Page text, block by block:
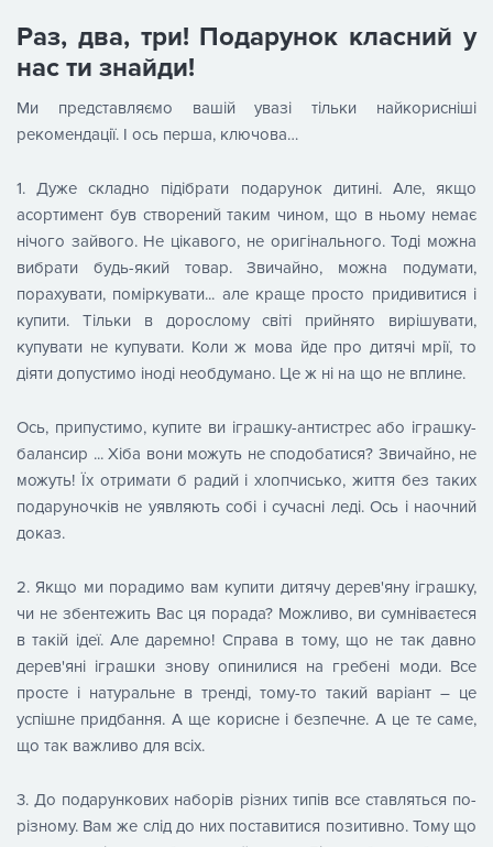
Раз, два, три! Подарунок класний у
нас ти знайди!
Ми представляємо вашій увазі тільки найкорисніші
рекомендації. І ось перша, ключова…
1. Дуже складно підібрати подарунок дитині. Але, якщо
асортимент був створений таким чином, що в ньому немає
нічого зайвого. Не цікавого, не оригінального. Тоді можна
вибрати будь-який товар. Звичайно, можна подумати,
порахувати, поміркувати... але краще просто придивитися і
купити. Тільки в дорослому світі прийнято вирішувати,
купувати не купувати. Коли ж мова йде про дитячі мрії, то
діяти допустимо іноді необдумано. Це ж ні на що не вплине.
Ось, припустимо, купите ви іграшку-антистрес або іграшку-
балансир ... Хіба вони можуть не сподобатися? Звичайно, не
можуть! Їх отримати б радий і хлопчисько, життя без таких
подаруночків не уявляють собі і сучасні леді. Ось і наочний
доказ.
2. Якщо ми порадимо вам купити дитячу дерев'яну іграшку,
чи не збентежить Вас ця порада? Можливо, ви сумніваєтеся
в такій ідеї. Але даремно! Справа в тому, що не так давно
дерев'яні іграшки знову опинилися на гребені моди. Все
просте і натуральне в тренді, тому-то такий варіант – це
успішне придбання. А ще корисне і безпечне. А це те саме,
що так важливо для всіх.
3. До подарункових наборів різних типів все ставляться по-
різному. Вам же слід до них поставитися позитивно. Тому що